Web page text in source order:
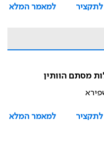
לתקציר
למאמר המלא
מסתם הוותין
לתקציר
למאמר המלא